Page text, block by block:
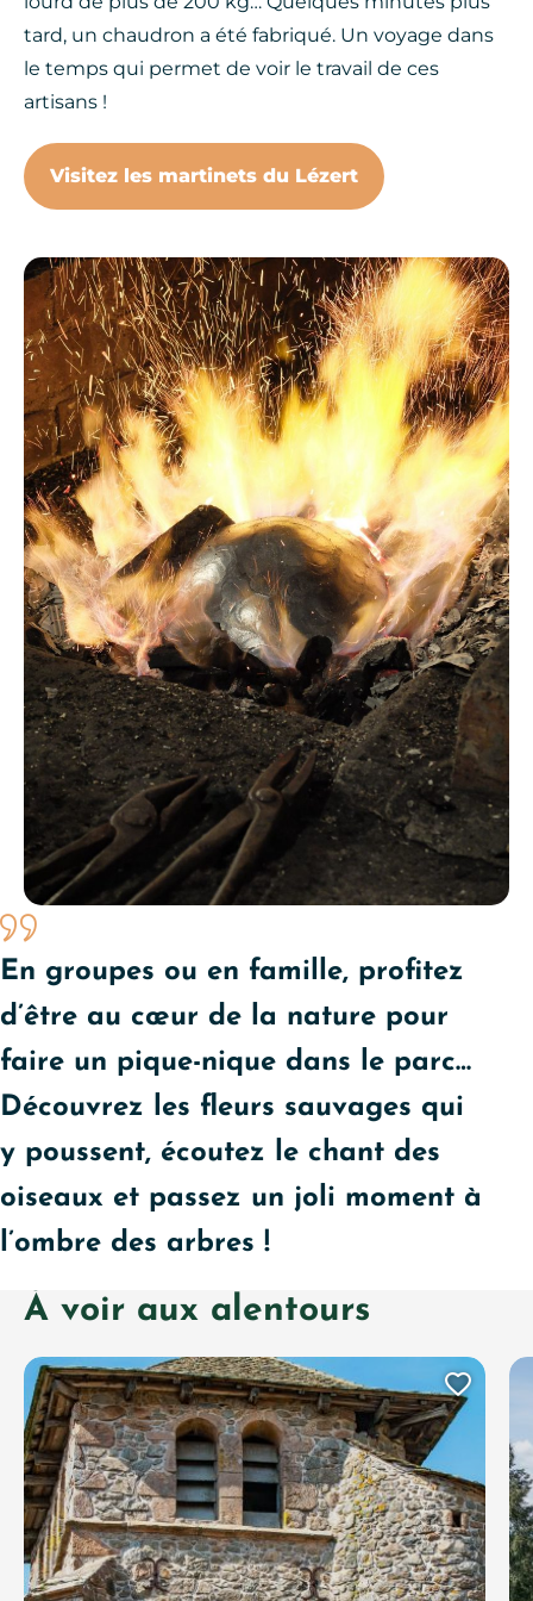
tard, un chaudron a été fabriqué. Un voyage dans
le temps qui permet de voir le travail de ces
artisans !
Visitez les martinets du Lézert
En groupes ou en famille, profitez
d’être au cœur de la nature pour
faire un pique-nique dans le parc…
Découvrez les fleurs sauvages qui
y poussent, écoutez le chant des
oiseaux et passez un joli moment à
l’ombre des arbres !
À voir aux alentours